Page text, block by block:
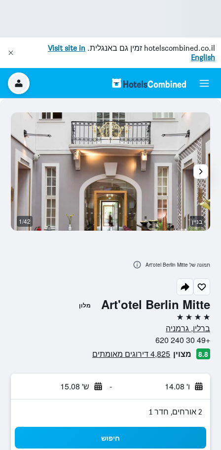
hotelscombined.co.il זמין גם באנגלית. Visit site in
English
Art'otel Berlin Mitte מלון
4 כוכבים
ברלין, גרמניה
+49 30 240 620
8.8 מצוין 4,825 דירוגים מאומתים
ו' 14.08 - ש' 15.08
2 אורחים, חדר 1
חיפוש
בניין 1/42
תמונה של Art'otel Berlin Mitte